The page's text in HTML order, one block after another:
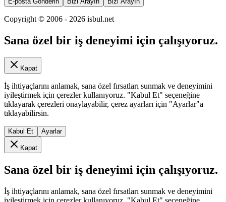
Copyright © 2006 - 2026 isbul.net
Sana özel bir iş deneyimi için çalışıyoruz.
Kapat
İş ihtiyaçlarını anlamak, sana özel fırsatları sunmak ve deneyimini
iyileştirmek için çerezler kullanıyoruz. "Kabul Et" seçeneğine
tıklayarak çerezleri onaylayabilir, çerez ayarları için "Ayarlar"a
tıklayabilirsin.
Kabul Et Ayarlar
Kapat
Sana özel bir iş deneyimi için çalışıyoruz.
İş ihtiyaçlarını anlamak, sana özel fırsatları sunmak ve deneyimini